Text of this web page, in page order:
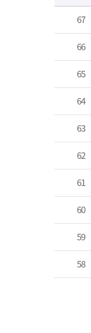
67
66
65
64
63
62
61
60
59
58